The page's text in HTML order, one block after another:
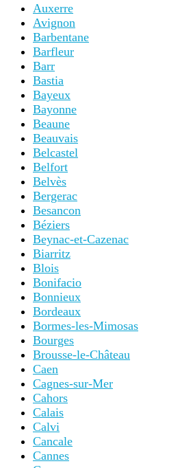
Auxerre
Avignon
Barbentane
Barfleur
Barr
Bastia
Bayeux
Bayonne
Beaune
Beauvais
Belcastel
Belfort
Belvès
Bergerac
Besancon
Béziers
Beynac-et-Cazenac
Biarritz
Blois
Bonifacio
Bonnieux
Bordeaux
Bormes-les-Mimosas
Bourges
Brousse-le-Château
Caen
Cagnes-sur-Mer
Cahors
Calais
Calvi
Cancale
Cannes